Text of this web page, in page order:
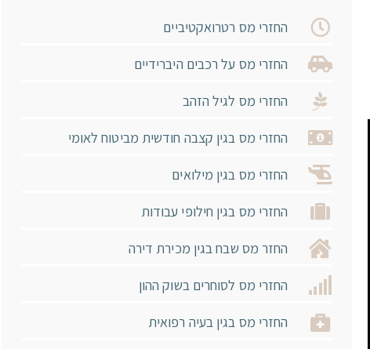
החזרי מס רטרואקטיביים
החזרי מס על רכבים היברידיים
החזרי מס לגיל הזהב
החזרי מס בגין קצבה חודשית מביטוח לאומי
החזרי מס בגין מילואים
החזרי מס בגין חילופי עבודות
החזר מס שבח בגין מכירת דירה
החזרי מס לסוחרים בשוק ההון
החזרי מס בגין בעיה רפואית